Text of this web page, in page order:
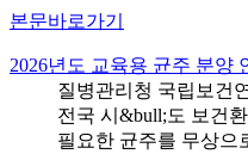
본문바로가기
2026년도 교육용 균주 분양
질병관리청 국립보건
전국 시&bull;도 보건
필요한 균주를 무상으